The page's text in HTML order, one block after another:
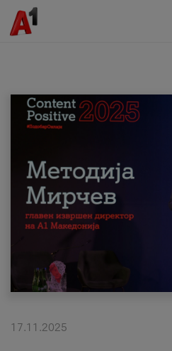
МК EN
Приватни Деловни
Поддршка
Надополни кредит
17.11.2025